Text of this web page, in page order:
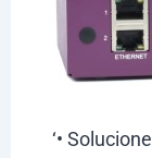
‘•